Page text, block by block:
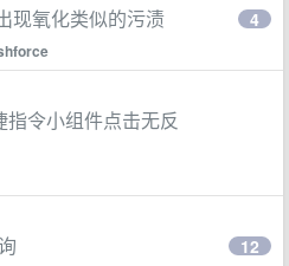
现氧化类似的污渍 4
令小组件点击无反
12